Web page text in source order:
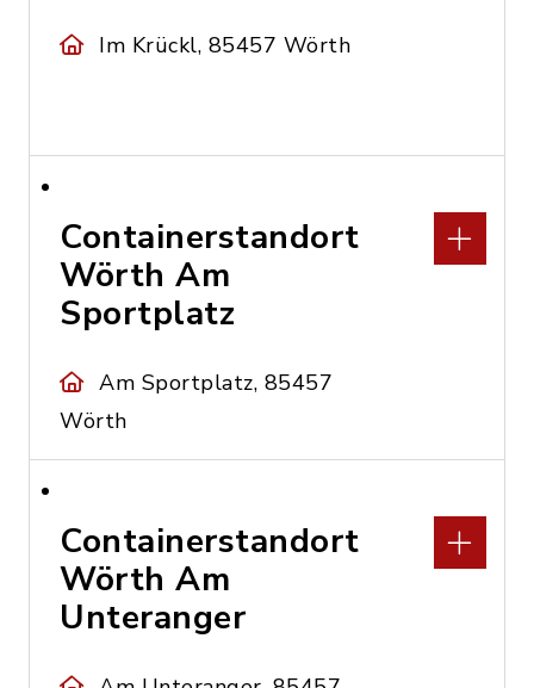
Im Krückl, 85457 Wörth
Containerstandort
Wörth Am
Sportplatz
Am Sportplatz, 85457
Wörth
Containerstandort
Wörth Am
Unteranger